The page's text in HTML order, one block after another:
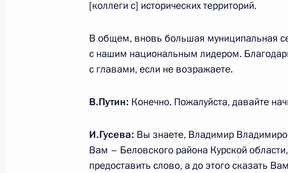
21 апреля 2026 года, 14:45 Московская область
22 апреля состоятся переговоры
21 апреля 2026 года, 12:25
[коллеги с] исторических территорий.
В общем, вновь большая муниципальная
с нашим национальным лидером.
с главами, если не возражаете.
В.Путин: Конечно. Пожалуйста, давайте
И.Гусева: Вы знаете, Владимир
Вам – Беловского района Курской
предоставить слово, а до этого сказать